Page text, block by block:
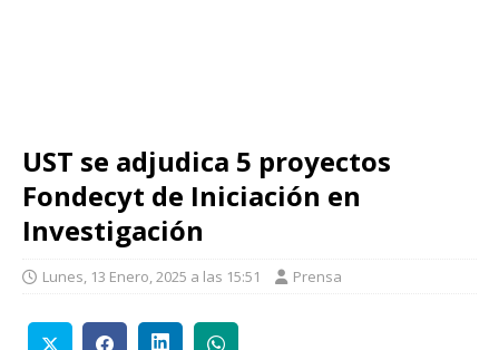
UST se adjudica 5 proyectos
Fondecyt de Iniciación en
Investigación
Lunes, 13 Enero, 2025 a las 15:51 Prensa